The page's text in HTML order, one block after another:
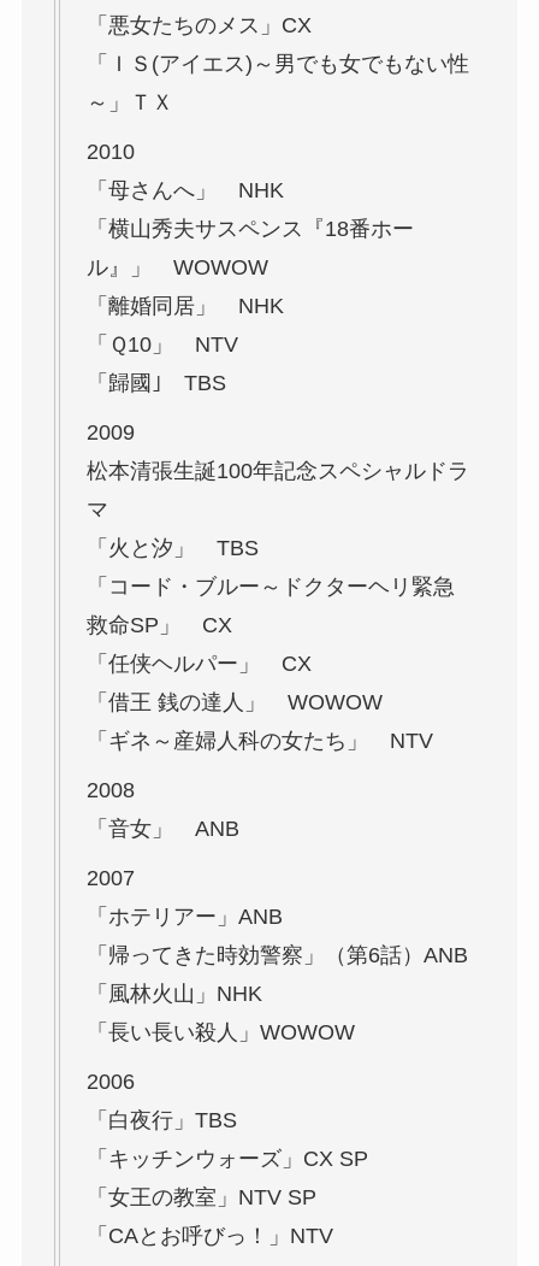
「悪女たちのメス」CX
「ＩＳ(アイエス)～男でも女でもない性
～」ＴＸ
2010
「母さんへ」 NHK
「横山秀夫サスペンス『18番ホー
ル』」 WOWOW
「離婚同居」 NHK
「Ｑ10」 NTV
「歸國｣ TBS
2009
松本清張生誕100年記念スペシャルドラ
マ
「火と汐」 TBS
「コード・ブルー～ドクターヘリ緊急
救命SP」 CX
「任侠ヘルパー」 CX
「借王 銭の達人」 WOWOW
「ギネ～産婦人科の女たち」 NTV
2008
「音女」 ANB
2007
「ホテリアー」ANB
「帰ってきた時効警察」（第6話）ANB
「風林火山」NHK
「長い長い殺人」WOWOW
2006
「白夜行」TBS
「キッチンウォーズ」CX SP
「女王の教室」NTV SP
「CAとお呼びっ！」NTV